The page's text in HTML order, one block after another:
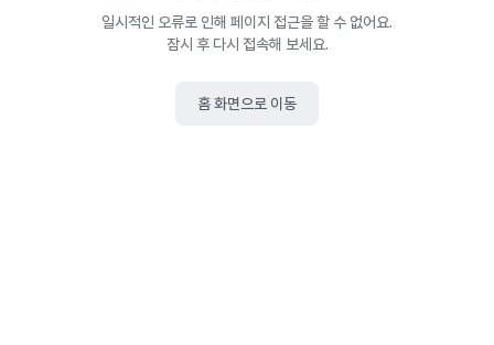
일시적인 오류로 인해 페이지 접근을 할 수 없어요.
잠시 후 다시 접속해 보세요.
홈 화면으로 이동